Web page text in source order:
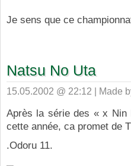
Je sens que ce
Natsu No Uta
15.05.2002 @ 22:12 | Made
Après la série des « x Nin
cette année, ca promet de
.Odoru 11.